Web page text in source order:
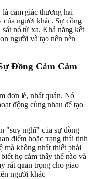
cảm giác thương hại
của người khác. Sự đồng
sát nó từ xa. Khả năng kết
người và tạo nên nền
Đồng Cảm Cảm
đơn lẻ, nhất quán. Nó
động cùng nhau để tạo
"suy nghĩ" của sự đồng
điểm hoặc trạng thái tinh
mà không nhất thiết phải
họ cảm thấy thế nào và
rất quan trọng cho giao
người khác.